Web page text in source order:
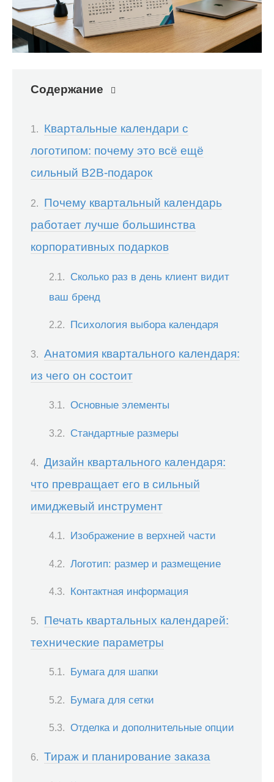
Содержание
Квартальные календари с
логотипом: почему это всё ещё
сильный B2B-подарок
Почему квартальный календарь
работает лучше большинства
корпоративных подарков
Сколько раз в день клиент видит
ваш бренд
Психология выбора календаря
Анатомия квартального календаря:
из чего он состоит
Основные элементы
Стандартные размеры
Дизайн квартального календаря:
что превращает его в сильный
имиджевый инструмент
Изображение в верхней части
Логотип: размер и размещение
Контактная информация
Печать квартальных календарей:
технические параметры
Бумага для шапки
Бумага для сетки
Отделка и дополнительные опции
Тираж и планирование заказа